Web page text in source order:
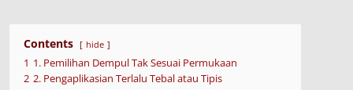
Contents hide
1 1. Pemilihan Dempul Tak Sesuai Permukaan
2 2. Pengaplikasian Terlalu Tebal atau Tipis